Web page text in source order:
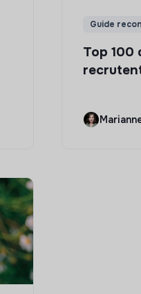
Guide
Top 100